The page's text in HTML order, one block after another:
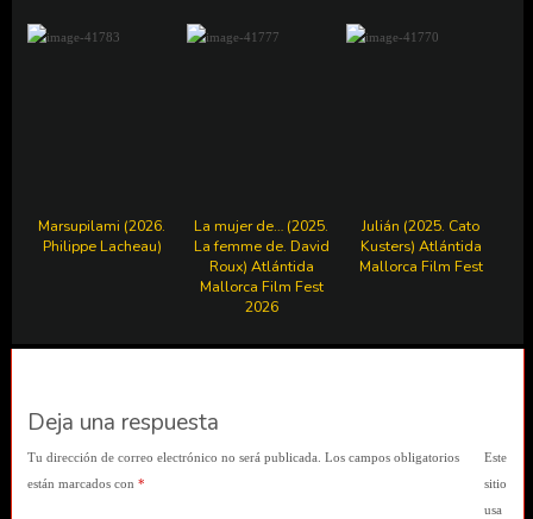
Marsupilami (2026.
Philippe Lacheau)
La mujer de… (2025.
La femme de. David
Roux) Atlántida
Mallorca Film Fest
2026
Julián (2025. Cato
Kusters) Atlántida
Mallorca Film Fest
Deja una respuesta
Tu dirección de correo electrónico no será publicada. Los campos obligatorios
están marcados con *
Este
sitio
usa